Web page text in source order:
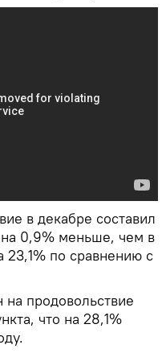
в декабре составил
на 0,9% меньше, чем в
по сравнению с
на продовольствие
что на 28,1%